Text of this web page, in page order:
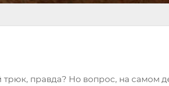
трюк, правда? Но вопрос, на самом